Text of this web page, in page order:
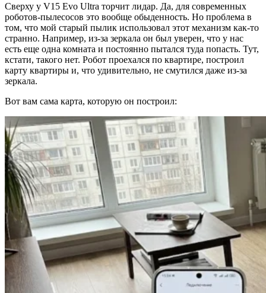
Сверху у V15 Evo Ultra торчит лидар. Да, для современных
роботов-пылесосов это вообще обыденность. Но проблема в
том, что мой старый пылик использовал этот механизм как-то
странно. Например, из-за зеркала он был уверен, что у нас
есть еще одна комната и постоянно пытался туда попасть. Тут,
кстати, такого нет. Робот проехался по квартире, построил
карту квартиры и, что удивительно, не смутился даже из-за
зеркала.
Вот вам сама карта, которую он построил: